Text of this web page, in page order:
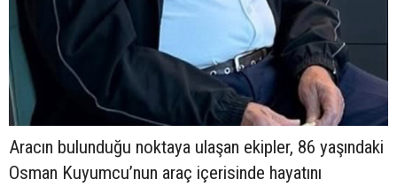
Aracın bulunduğu noktaya ulaşan ekipler, 86 yaşındaki
Osman Kuyumcu’nun araç içerisinde hayatını